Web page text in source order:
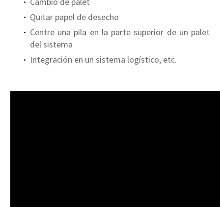
Quitar papel de desecho
Centre una pila en la parte superior de un palet
del sistema
Integración en un sistema logístico, etc.